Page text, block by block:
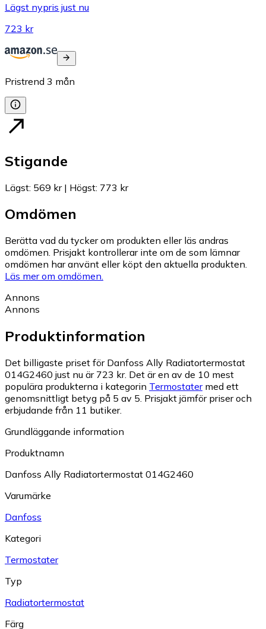
Lägst nypris just nu
723 kr
Pristrend 3 mån
Stigande
Lägst: 569 kr| Högst: 773 kr
Omdömen
Berätta vad du tycker om produkten eller läs andras
omdömen. Prisjakt kontrollerar inte om de som lämnar
omdömen har använt eller köpt den aktuella produkten.
Läs mer om omdömen.
Annons
Annons
Produktinformation
Det billigaste priset för Danfoss Ally Radiatortermostat
014G2460 just nu är 723 kr. Det är en av de 10 mest
populära produkterna i kategorin Termostatermed ett
genomsnittligt betyg på 5 av 5. Prisjakt jämför priser och
erbjudande från 11 butiker.
Grundläggande information
Produktnamn
Danfoss Ally Radiatortermostat 014G2460
Varumärke
Danfoss
Kategori
Termostater
Typ
Radiatortermostat
Färg